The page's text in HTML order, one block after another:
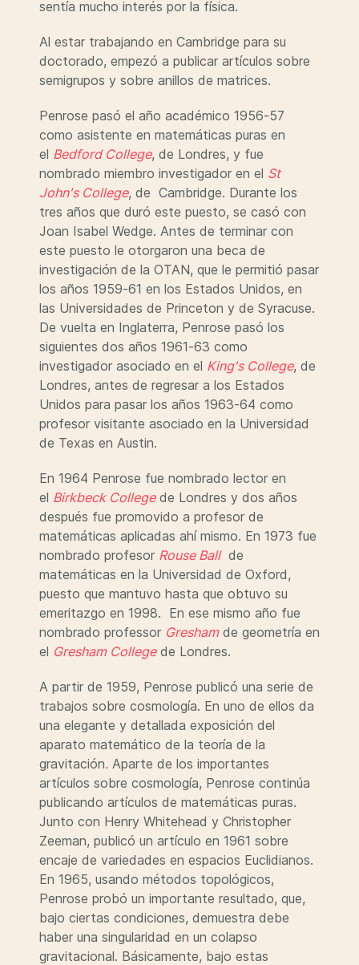
sentía mucho interés por la física.
Al estar trabajando en Cambridge para su
doctorado, empezó a publicar artículos sobre
semigrupos y sobre anillos de matrices.
Penrose pasó el año académico 1956-57
como asistente en matemáticas puras en
el Bedford College, de Londres, y fue
nombrado miembro investigador en el St
John's College, de Cambridge. Durante los
tres años que duró este puesto, se casó con
Joan Isabel Wedge. Antes de terminar con
este puesto le otorgaron una beca de
investigación de la OTAN, que le permitió pasar
los años 1959-61 en los Estados Unidos, en
las Universidades de Princeton y de Syracuse.
De vuelta en Inglaterra, Penrose pasó los
siguientes dos años 1961-63 como
investigador asociado en el King's College, de
Londres, antes de regresar a los Estados
Unidos para pasar los años 1963-64 como
profesor visitante asociado en la Universidad
de Texas en Austin.
En 1964 Penrose fue nombrado lector en
el Birkbeck Collegede Londres y dos años
después fue promovido a profesor de
matemáticas aplicadas ahí mismo. En 1973 fue
nombrado profesor Rouse Ballde
matemáticas en la Universidad de Oxford,
puesto que mantuvo hasta que obtuvo su
emeritazgo en 1998. En ese mismo año fue
nombrado professor Greshamde geometría en
el Gresham Collegede Londres.
A partir de 1959, Penrose publicó una serie de
trabajos sobre cosmología. En uno de ellos da
una elegante y detallada exposición del
aparato matemático de la teoría de la
gravitación. Aparte de los importantes
artículos sobre cosmología, Penrose continúa
publicando artículos de matemáticas puras.
Junto con Henry Whitehead y Christopher
Zeeman, publicó un artículo en 1961 sobre
encaje de variedades en espacios Euclidianos.
En 1965, usando métodos topológicos,
Penrose probó un importante resultado, que,
bajo ciertas condiciones, demuestra debe
haber una singularidad en un colapso
gravitacional. Básicamente, bajo estas